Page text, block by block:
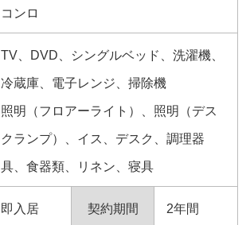
コンロ
TV、DVD、シングルベッド、洗濯機、
冷蔵庫、電子レンジ、掃除機
照明（フロアーライト）、照明（デス
クランプ）、イス、デスク、調理器
具、食器類、リネン、寝具
即入居 契約期間 2年間